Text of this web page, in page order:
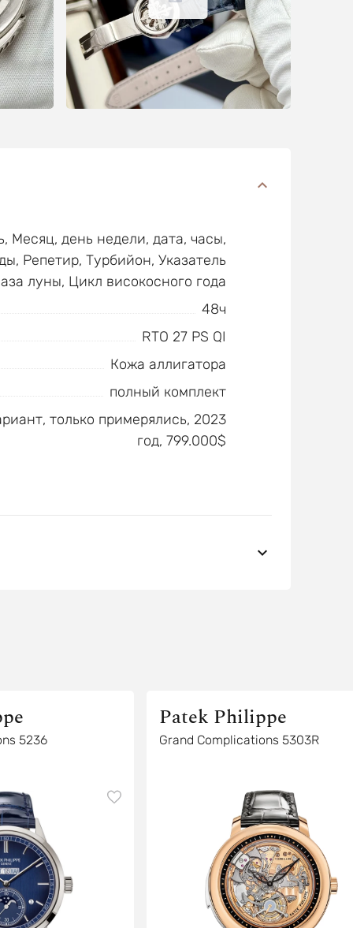
Месяц, день недели, дата, часы,
Репетир, Турбийон, Указатель
луны, Цикл високосного года
48ч
RTO 27 PS QI
Кожа аллигатора
полный комплект
только примерялись, 2023
год, 799.000$
5236
Patek Philippe
Grand Complications 5303R